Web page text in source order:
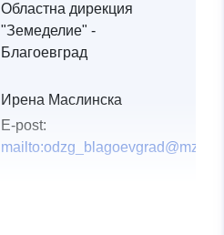
Областна дирекция
"Земеделие" -
Благоевград
Ирена Маслинска
E-post: